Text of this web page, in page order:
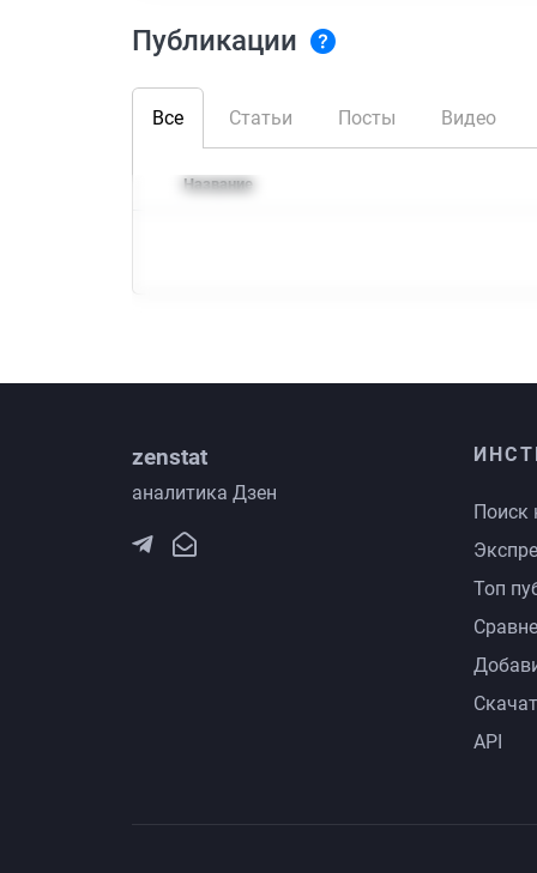
Публикации
Все Статьи Посты Видео
Название
zenstat
аналитика Дзен
Поиск
Топ
API